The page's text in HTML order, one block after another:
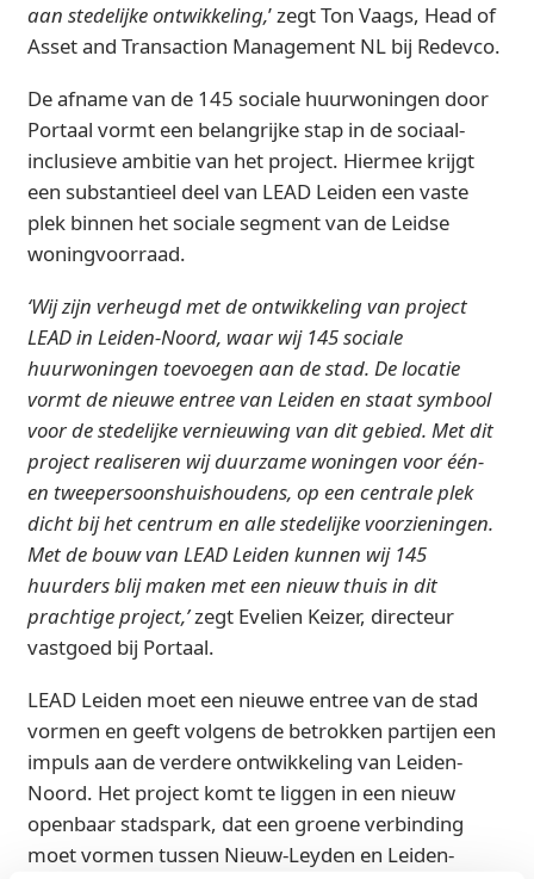
aan stedelijke ontwikkeling,’ zegt Ton Vaags, Head of
Asset and Transaction Management NL bij Redevco.
De afname van de 145 sociale huurwoningen door
Portaal vormt een belangrijke stap in de sociaal-
inclusieve ambitie van het project. Hiermee krijgt
een substantieel deel van LEAD Leiden een vaste
plek binnen het sociale segment van de Leidse
woningvoorraad.
‘Wij zijn verheugd met de ontwikkeling van project
LEAD in Leiden-Noord, waar wij 145 sociale
huurwoningen toevoegen aan de stad. De locatie
vormt de nieuwe entree van Leiden en staat symbool
voor de stedelijke vernieuwing van dit gebied. Met dit
project realiseren wij duurzame woningen voor één-
en tweepersoonshuishoudens, op een centrale plek
dicht bij het centrum en alle stedelijke voorzieningen.
Met de bouw van LEAD Leiden kunnen wij 145
huurders blij maken met een nieuw thuis in dit
prachtige project,’zegt Evelien Keizer, directeur
vastgoed bij Portaal.
LEAD Leiden moet een nieuwe entree van de stad
vormen en geeft volgens de betrokken partijen een
impuls aan de verdere ontwikkeling van Leiden-
Noord. Het project komt te liggen in een nieuw
openbaar stadspark, dat een groene verbinding
moet vormen tussen Nieuw-Leyden en Leiden-